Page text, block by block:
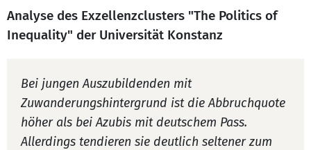
Analyse des Exzellenzclusters "The Politics of
Inequality" der Universität Konstanz
Bei jungen Auszubildenden mit
Zuwanderungshintergrund ist die Abbruchquote
höher als bei Azubis mit deutschem Pass.
Allerdings tendieren sie deutlich seltener zum